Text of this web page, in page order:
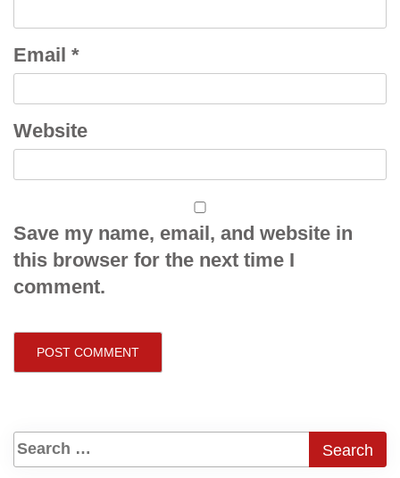
Email *
Website
Save my name, email, and website in
this browser for the next time I
comment.